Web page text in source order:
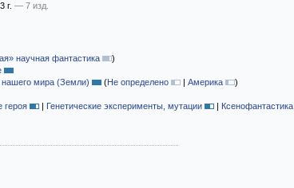
г. — 7 изд.
научная фантастика
)
нашего мира (Земли) (Не определено | Америка
)
героя | Генетические эксперименты, мутации | Ксенофантастика